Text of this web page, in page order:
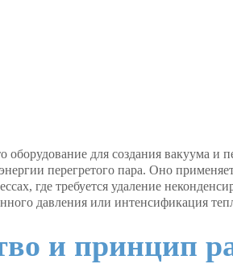
оборудование для создания вакуума и
перегретого пара. Оно
где требуется удаление
давления или интенсификация
и принцип